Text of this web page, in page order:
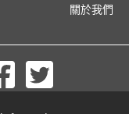
關於我們